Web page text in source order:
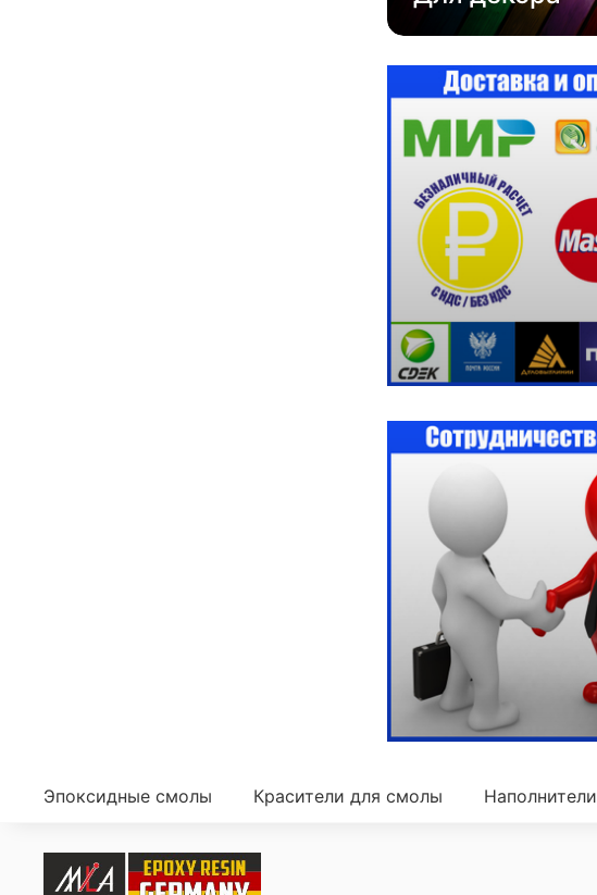
Эпоксидные смолы Красители для смолы Наполнители